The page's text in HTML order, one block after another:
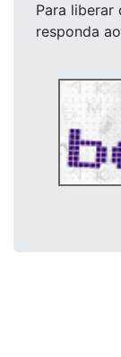
Para liberar
responda